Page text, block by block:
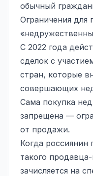
обычный
Ограничения для
С 2022 года
сделок с
стран, которые
совершающих
Сама покупка
запрещена —
от продажи.
Когда россиянин
такого
зачисляется на